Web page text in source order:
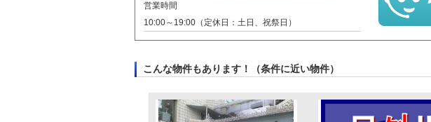
営業時間
10:00～19:00（定休日：土日、祝祭日）
こんな物件もあります！（条件に近い物件）